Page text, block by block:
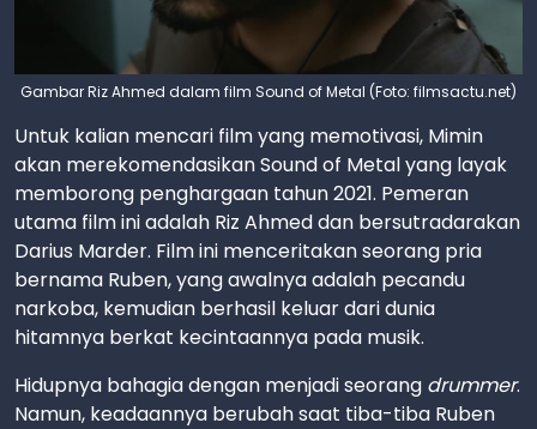
Gambar Riz Ahmed dalam film Sound of Metal (Foto: filmsactu.net)
Untuk kalian mencari film yang memotivasi, Mimin
akan merekomendasikan Sound of Metal yang layak
memborong penghargaan tahun 2021. Pemeran
utama film ini adalah Riz Ahmed dan bersutradarakan
Darius Marder. Film ini menceritakan seorang pria
bernama Ruben, yang awalnya adalah pecandu
narkoba, kemudian berhasil keluar dari dunia
hitamnya berkat kecintaannya pada musik.
Hidupnya bahagia dengan menjadi seorang drummer.
Namun, keadaannya berubah saat tiba-tiba Ruben